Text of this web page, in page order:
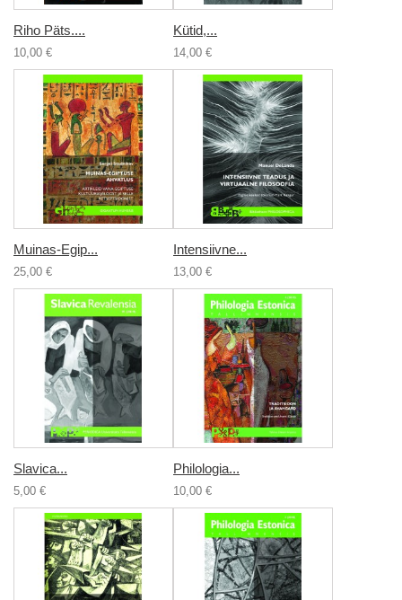
Riho Päts....
10,00 €
Kütid,...
14,00 €
Muinas-Egip...
25,00 €
Intensiivne...
13,00 €
Slavica...
5,00 €
Philologia...
10,00 €